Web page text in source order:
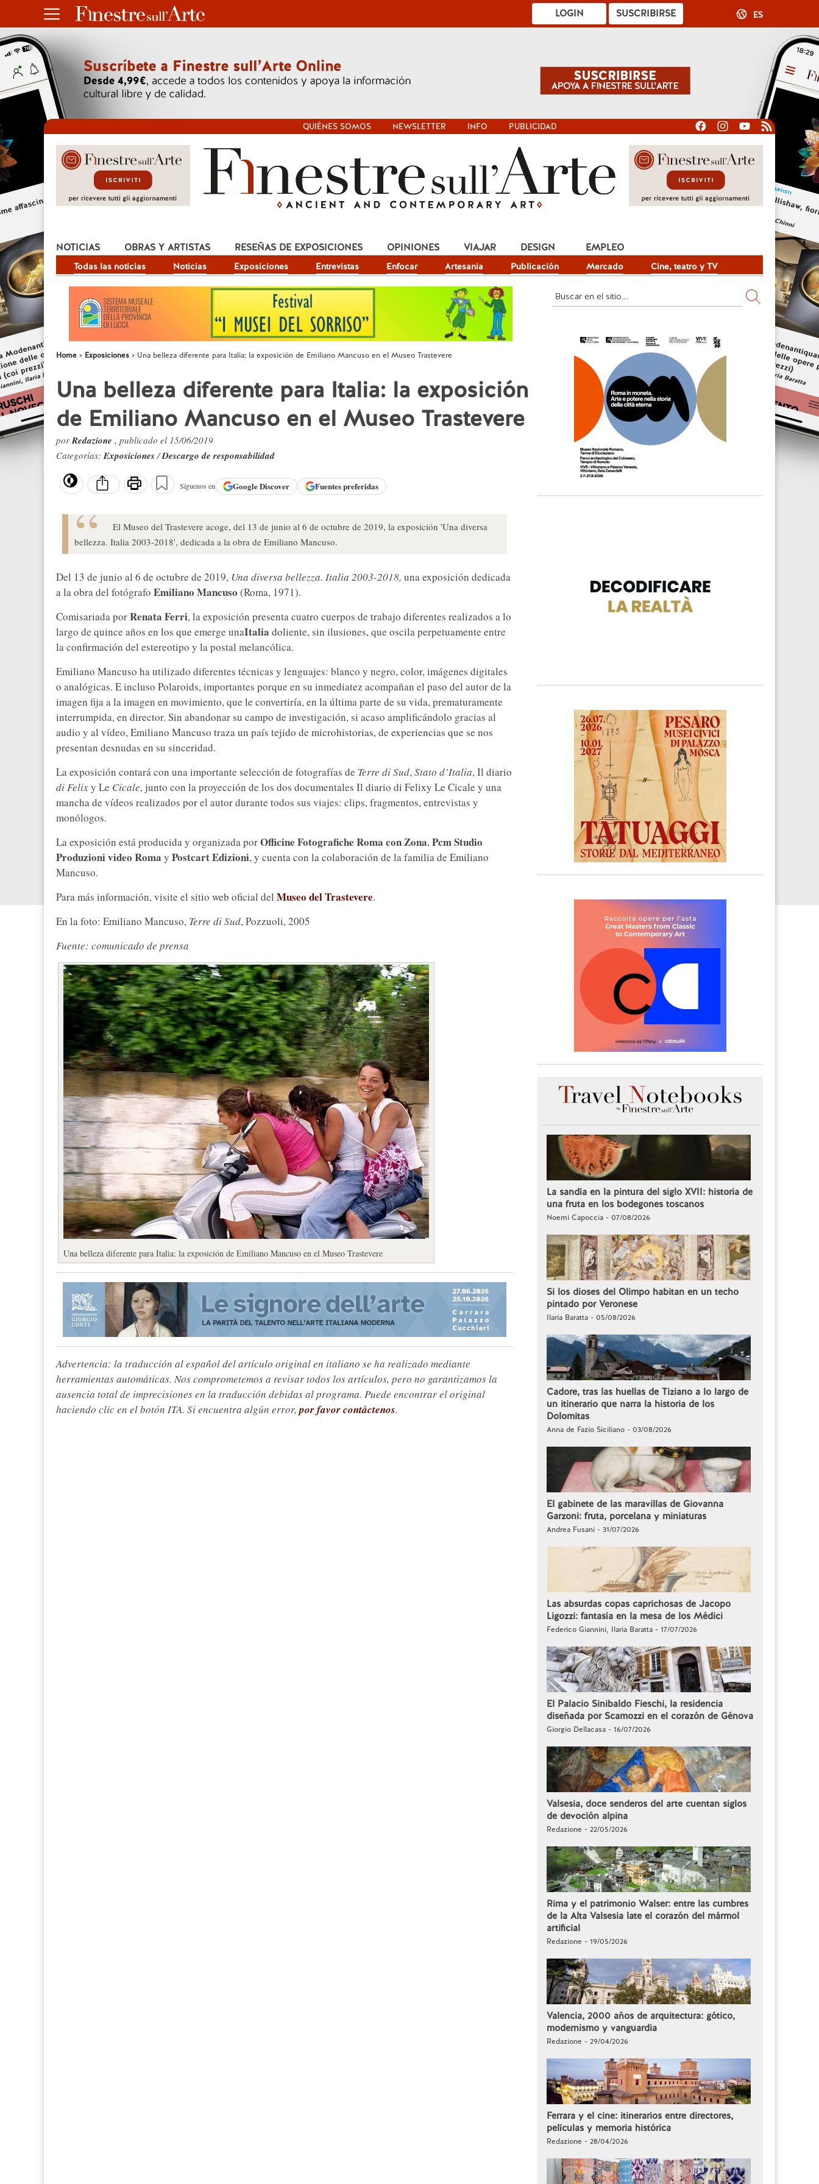
SUSCRIBIRSE
LOGIN ES
QUIÉNES SOMOS NEWSLETTER INFO PUBLICIDAD
NOTICIAS
Todas las noticias Noticias Exposiciones Entrevistas Enfocar Artesania Publicación Mercado Cine, teatro y TV
OBRAS Y ARTISTAS RESEÑAS DE EXPOSICIONES OPINIONES VIAJAR DESIGN EMPLEO
Home Exposiciones Una belleza diferente para Italia: la exposición de Emiliano Mancuso en el Museo Trastevere
Una belleza diferente para Italia: la exposición
de Emiliano Mancuso en el Museo Trastevere
porRedazione , publicado el 15/06/2019
Categorías:Exposiciones/Descargo de responsabilidad
Síguenos en GoogleDiscover Fuentes preferidas
El Museo del Trastevere acoge, del 13 de junio al 6 de octubre de 2019, la exposición 'Una diversa
bellezza. Italia 2003-2018', dedicada a la obra de Emiliano Mancuso.
Del 13 de junio al 6 de octubre de 2019, Una diversa bellezza. Italia 2003-2018, una exposición dedicada
a la obra del fotógrafo Emiliano Mancuso (Roma, 1971).
Comisariada porRenata Ferri, la exposición presenta cuatro cuerpos de trabajo diferentes realizados a lo
largo de quince años en los que emerge unaItalia doliente, sin ilusiones, que oscila perpetuamente entre
la confirmación del estereotipo y la postal melancólica.
Emiliano Mancuso ha utilizado diferentes técnicas y lenguajes: blanco y negro, color, imágenes digitales
o analógicas. E incluso Polaroids, importantes porque en su inmediatez acompañan el paso del autor de la
imagen fija a la imagen en movimiento, que le convertiría, en la última parte de su vida, prematuramente
interrumpida, en director. Sin abandonar su campo de investigación, si acaso amplificándolo gracias al
audio y al vídeo, Emiliano Mancuso traza un país tejido de microhistorias, de experiencias que se nos
presentan desnudas en su sinceridad.
La exposición contará con una importante selección de fotografías de Terre di Sud,Stato d’Italia, Il diario
di Felixy Le Cicale, junto con la proyección de los dos documentales Il diario di Felixy Le Cicale y una
mancha de vídeos realizados por el autor durante todos sus viajes: clips, fragmentos, entrevistas y
monólogos.
La exposición está producida y organizada porOfficine Fotografiche Roma con Zona,Pcm Studio
Produzioni video Roma y Postcart Edizioni, y cuenta con la colaboración de la familia de Emiliano
Mancuso.
Para más información, visite el sitio web oficial del Museo del Trastevere.
En la foto: Emiliano Mancuso, Terre di Sud, Pozzuoli, 2005
Fuente: comunicado de prensa
Una belleza diferente para Italia: la exposición de Emiliano Mancuso en el Museo Trastevere
Advertencia: la traducción al español del artículo original en italiano se ha realizado mediante
herramientas automáticas. Nos comprometemos a revisar todos los artículos, pero no garantizamos la
ausencia total de imprecisiones en la traducción debidas al programa. Puede encontrar el original
haciendo clic en el botón ITA. Si encuentra algún error,por favor contáctenos.
La sandía en la pintura del siglo XVII: historia de
una fruta en los bodegones toscanos
Noemi Capoccia - 07/08/2026
Si los dioses del Olimpo habitan en un techo
pintado por Veronese
Ilaria Baratta - 05/08/2026
Cadore, tras las huellas de Tiziano a lo largo de
un itinerario que narra la historia de los
Dolomitas
Anna de Fazio Siciliano - 03/08/2026
El gabinete de las maravillas de Giovanna
Garzoni: fruta, porcelana y miniaturas
Andrea Fusani - 31/07/2026
Las absurdas copas caprichosas de Jacopo
Ligozzi: fantasía en la mesa de los Médici
Federico Giannini, Ilaria Baratta - 17/07/2026
El Palacio Sinibaldo Fieschi, la residencia
diseñada por Scamozzi en el corazón de Génova
Giorgio Dellacasa - 16/07/2026
Valsesia, doce senderos del arte cuentan siglos
de devoción alpina
Redazione - 22/05/2026
Rima y el patrimonio Walser: entre las cumbres
de la Alta Valsesia late el corazón del mármol
artificial
Redazione - 19/05/2026
Valencia, 2000 años de arquitectura: gótico,
modernismo y vanguardia
Redazione - 29/04/2026
Ferrara y el cine: itinerarios entre directores,
películas y memoria histórica
Redazione - 28/04/2026